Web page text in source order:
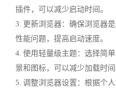
插件，可以减少启动时间。
3. 更新浏览器：确保浏览器
性能问题，提高启动速度。
4. 使用轻量级主题：选择简
景和图标，可以减少加载时间
5. 调整浏览器设置：根据个